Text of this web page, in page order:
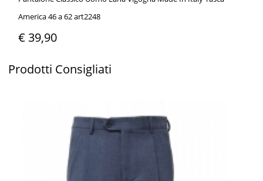
America 46 a 62 art2248
€ 39,90
Prodotti Consigliati